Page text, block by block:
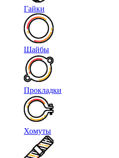
Гайки
Шайбы
Прокладки
Хомуты